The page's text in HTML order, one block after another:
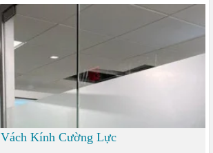
Vách Kính Cường Lực